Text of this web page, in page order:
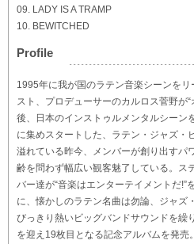
09. LADY IS A TRAMP
10. BEWITCHED
Profile
1995年に我が国のラテン音楽シーンを
スト、プロデューサーのカルロス菅野が
後、日本のインストゥルメンタルシーン
に集めスタートした、ラテン・ジャズ・
溢れている昨今、メンバーが創り出すパ
齢を問わず幅広い観客魅了している。ス
バー達が“音楽はエンターテイメントだ!”
に、懐かしのラテン名曲は勿論、ジャズ
びっきり熱いビッグバンドサウンドを繰
を迎え19枚目となる記念アルバムを発売